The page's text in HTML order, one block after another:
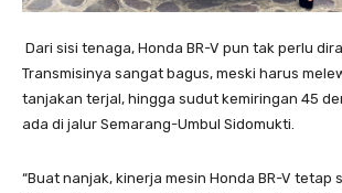
Dari sisi tenaga, Honda BR-V pun tak perlu
Transmisinya sangat bagus, meski harus
tanjakan terjal, hingga sudut kemiringan 45
ada di jalur Semarang-Umbul Sidomukti.
“Buat nanjak, kinerja mesin Honda BR-V tetap